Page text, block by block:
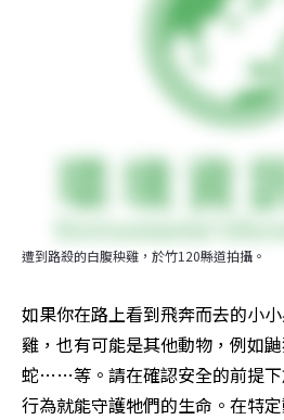
遭到路殺的白腹秧雞，於竹120縣道拍攝。
如果你在路上看到飛奔而去的小
雞，也有可能是其他動物，例如
蛇……等。請在確認安全的前提下
行為就能守護牠們的生命。在特